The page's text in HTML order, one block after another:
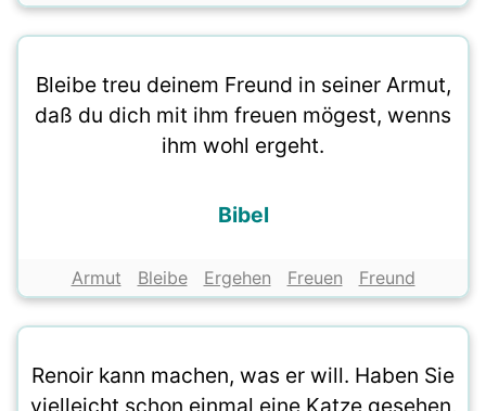
Bleibe treu deinem Freund in seiner Armut,
daß du dich mit ihm freuen mögest, wenns
ihm wohl ergeht.
Bibel
Armut Bleibe Ergehen Freuen Freund
Renoir kann machen, was er will. Haben Sie
vielleicht schon einmal eine Katze gesehen,